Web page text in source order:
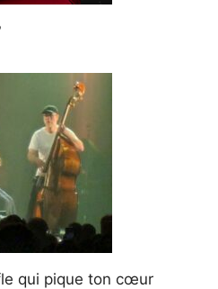
qui pique ton cœur